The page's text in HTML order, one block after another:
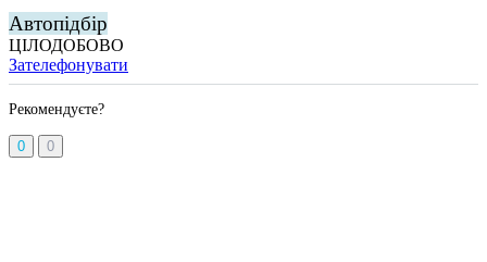
Автопідбір
ЦІЛОДОБОВО
Зателефонувати
Рекомендуєте?
0 0